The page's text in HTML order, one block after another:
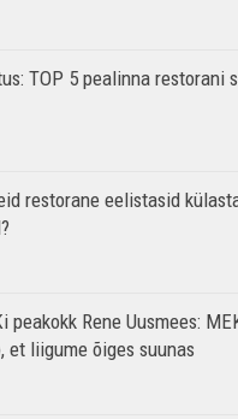
TOP 5 pealinna restorani
restorane eelistasid
peakokk Rene Uusmees:
et liigume õiges suunas